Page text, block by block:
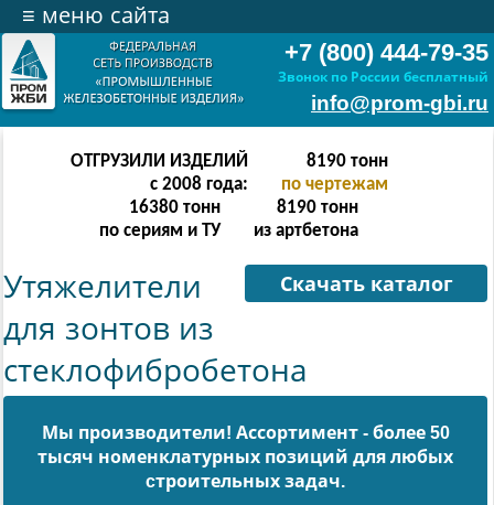
+7 (800) 444-79-35
Звонок по России бесплатный
info@prom-gbi.ru
≡ меню сайта
ОТГРУЗИЛИ ИЗДЕЛИЙ
с 2008 года:
16382тонн
по чертежам
32764 тонн
по сериям и ТУ
16382 тонн
из артбетона
Скачать каталог
Утяжелители
для зонтов из
стеклофибробетона
Мы производители! Ассортимент - более 50
тысяч номенклатурных позиций для любых
cтроительных задач.